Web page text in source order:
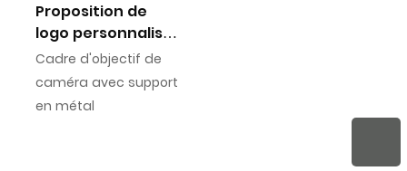
Proposition de
logo personnalisé
2
Cadre d'objectif de
caméra avec support
en métal